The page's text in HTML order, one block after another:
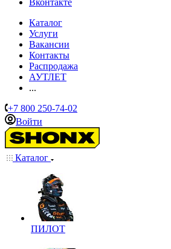
Вконтакте
Каталог
Услуги
Вакансии
Контакты
Распродажа
АУТЛЕТ
...
+7 800 250-74-02
Войти
Каталог
ПИЛОТ